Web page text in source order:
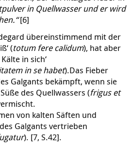
in Quellwasser und er wird
[6]
übereinstimmend mit der
(totum fere calidum), hat aber
in sich‘
in se habet).Das Fieber
Galgants bekämpft, wenn sie
des Quellwassers (frigus et
von kalten Säften und
Galgants vertrieben
). [7, S.42].